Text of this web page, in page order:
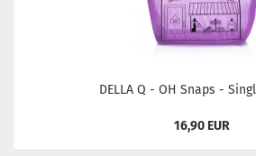
DELLA Q - OH Snaps -
16,90 EUR